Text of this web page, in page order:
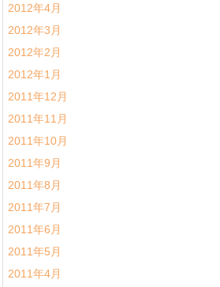
2012年4月
2012年3月
2012年2月
2012年1月
2011年12月
2011年11月
2011年10月
2011年9月
2011年8月
2011年7月
2011年6月
2011年5月
2011年4月